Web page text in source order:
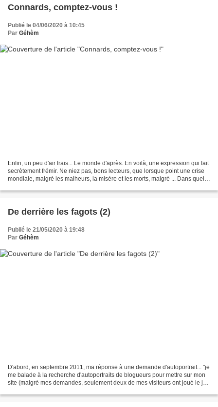
Connards, comptez-vous !
Publié le 04/06/2020 à 10:45
Par Géhèm
Enfin, un peu d'air frais... Le monde d'après. En voilà, une expression qui fait
secrètement frémir. Ne niez pas, bons lecteurs, que lorsque point une crise
mondiale, malgré les malheurs, la misère et les morts, malgré ... Dans quelle
De derrière les fagots (2)
Publié le 21/05/2020 à 19:48
Par Géhèm
D'abord, en septembre 2011, ma réponse à une demande d'autoportrait... "je
me balade à la recherche d'autoportraits de blogueurs pour mettre sur mon
site (malgré mes demandes, seulement deux de mes visiteurs ont joué le jeu